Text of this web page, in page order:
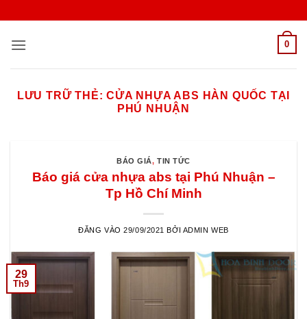
nội
0
LƯU TRỮ THẺ:CỬA NHỰA ABS HÀN QUỐC TẠI
PHÚ NHUẬN
BÁO GIÁ,TIN TỨC
Báo giá cửa nhựa abs tại Phú Nhuận –
Tp Hồ Chí Minh
ĐĂNG VÀO29/09/2021 BỞI ADMIN WEB
29
Th9